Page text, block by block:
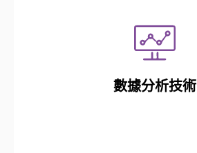
數據分析技術